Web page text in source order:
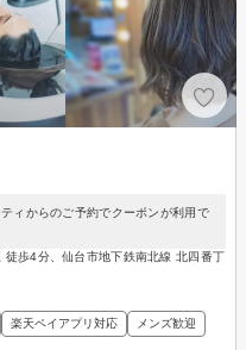
ィからのご予約でクーポンが利用で
歩4分、仙台市地下鉄南北線 北四番丁
楽天ペイアプリ対応 メンズ歓迎